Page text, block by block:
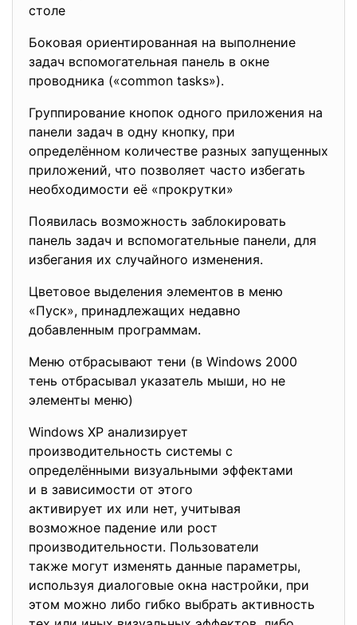
столе
Боковая ориентированная на выполнение
задач вспомогательная панель в окне
проводника («common tasks»).
Группирование кнопок одного приложения на
панели задач в одну кнопку, при
определённом количестве разных запущенных
приложений, что позволяет часто избегать
необходимости её «прокрутки»
Появилась возможность заблокировать
панель задач и вспомогательные панели, для
избегания их случайного изменения.
Цветовое выделения элементов в меню
«Пуск», принадлежащих недавно
добавленным программам.
Меню отбрасывают тени (в Windows 2000
тень отбрасывал указатель мыши, но не
элементы меню)
Windows XP анализирует
производительность системы с
определёнными визуальными эффектами
и в зависимости от этого
активирует их или нет, учитывая
возможное падение или рост
производительности. Пользователи
также могут изменять данные параметры,
используя диалоговые окна настройки, при
этом можно либо гибко выбрать активность